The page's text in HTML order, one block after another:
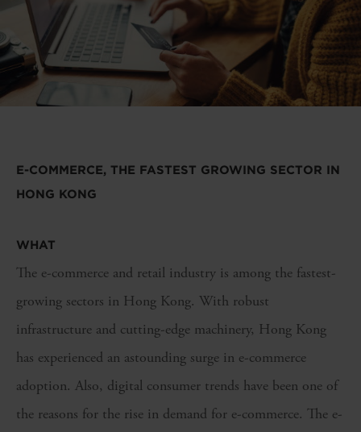
E-COMMERCE, THE FASTEST GROWING SECTOR IN
HONG KONG
WHAT
The e-commerce and retail industry is among the fastest-
growing sectors in Hong Kong. With robust
infrastructure and cutting-edge machinery, Hong Kong
has experienced an astounding surge in e-commerce
adoption. Also, digital consumer trends have been one of
the reasons for the rise in demand for e-commerce. The e-